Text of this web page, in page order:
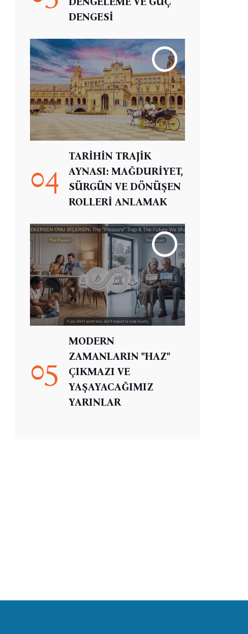
DENGESİ
04
TARİHİN TRAJİK
AYNASI: MAĞDURİYET,
SÜRGÜN VE DÖNÜŞEN
ROLLERİ ANLAMAK
05
MODERN
ZAMANLARIN "HAZ"
ÇIKMAZI VE
YAŞAYACAĞIMIZ
YARINLAR